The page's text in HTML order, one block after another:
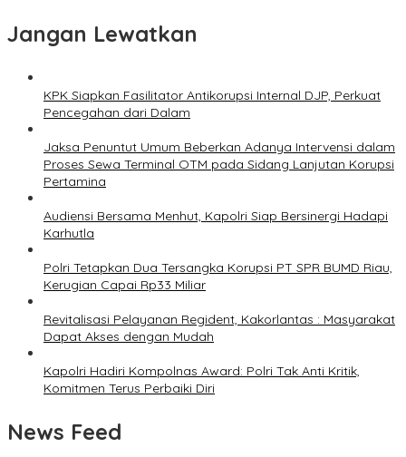
Jangan Lewatkan
KPK Siapkan Fasilitator Antikorupsi Internal DJP, Perkuat
Pencegahan dari Dalam
Jaksa Penuntut Umum Beberkan Adanya Intervensi dalam
Proses Sewa Terminal OTM pada Sidang Lanjutan Korupsi
Pertamina
Audiensi Bersama Menhut, Kapolri Siap Bersinergi Hadapi
Karhutla
Polri Tetapkan Dua Tersangka Korupsi PT SPR BUMD Riau,
Kerugian Capai Rp33 Miliar
Revitalisasi Pelayanan Regident, Kakorlantas : Masyarakat
Dapat Akses dengan Mudah
Kapolri Hadiri Kompolnas Award: Polri Tak Anti Kritik,
Komitmen Terus Perbaiki Diri
News Feed